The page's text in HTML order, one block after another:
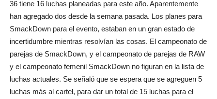
36 tiene 16 luchas planeadas para este año. Aparentemente
han agregado dos desde la semana pasada. Los planes para
SmackDown para el evento, estaban en un gran estado de
incertidumbre mientras resolvían las cosas. El campeonato de
parejas de SmackDown, y el campeonato de parejas de RAW
y el campeonato femenil SmackDown no figuran en la lista de
luchas actuales. Se señaló que se espera que se agreguen 5
luchas más al cartel, para dar un total de 15 luchas para el